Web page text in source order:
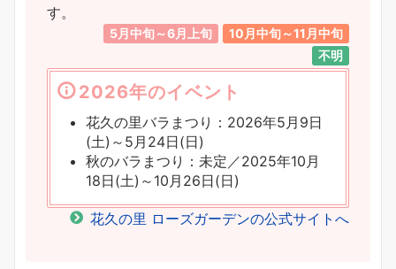
す。
5月中旬～6月上旬
10月中旬～11月中旬
不明
2026年のイベント
花久の里バラまつり：2026年5月9日
(土)～5月24日(日)
秋のバラまつり：未定／2025年10月
18日(土)～10月26日(日)
花久の里 ローズガーデンの公式サイトへ